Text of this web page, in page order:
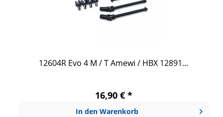
12604R Evo 4 M / T Amewi / HBX 12891...
16,90 € *
In den Warenkorb